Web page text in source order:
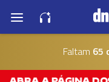
Faltam 65